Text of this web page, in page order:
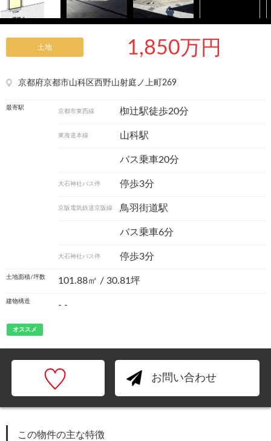
土地 1,850万円
京都府京都市山科区西野山射庭ノ上町269
最寄駅
京都市東西線 椥辻駅徒歩20分
東海道本線 山科駅
バス乗車20分
大石神社バス停 停歩3分
京阪電気鉄道京阪線 鳥羽街道駅
バス乗車6分
大石神社バス停 停歩3分
土地面積/坪数 101.88㎡ / 30.81坪
建物構造 - -
オススメ
お問い合わせ
この物件の主な特徴